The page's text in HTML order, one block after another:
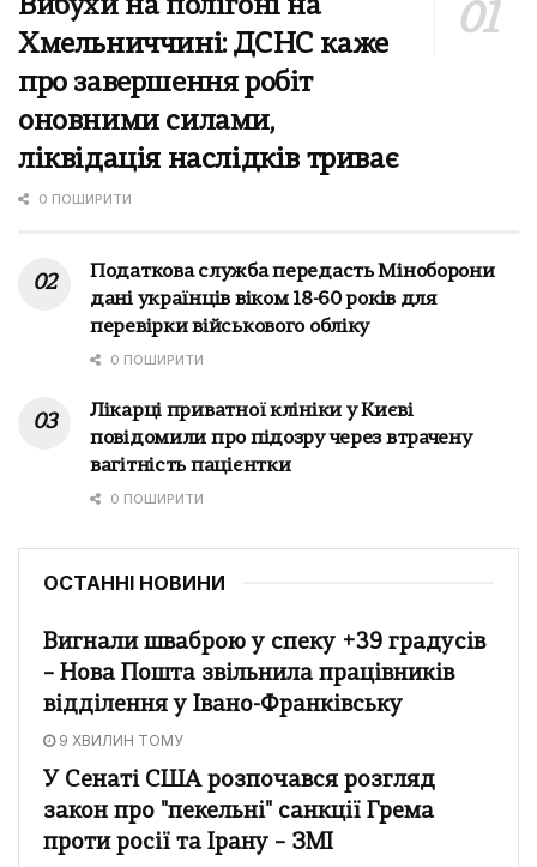
Вибухи на полігоні на
Хмельниччині: ДСНС каже
про завершення робіт
оновними силами,
ліквідація наслідків триває
0 ПОШИРИТИ
Податкова служба передасть Міноборони
дані українців віком 18-60 років для
перевірки військового обліку
0 ПОШИРИТИ
Лікарці приватної клініки у Києві
повідомили про підозру через втрачену
вагітність пацієнтки
0 ПОШИРИТИ
ОСТАННІ НОВИНИ
Вигнали шваброю у спеку +39 градусів
– Нова Пошта звільнила працівників
відділення у Івано-Франківську
9 ХВИЛИН ТОМУ
У Сенаті США розпочався розгляд
закон про "пекельні" санкції Грема
проти росії та Ірану – ЗМІ